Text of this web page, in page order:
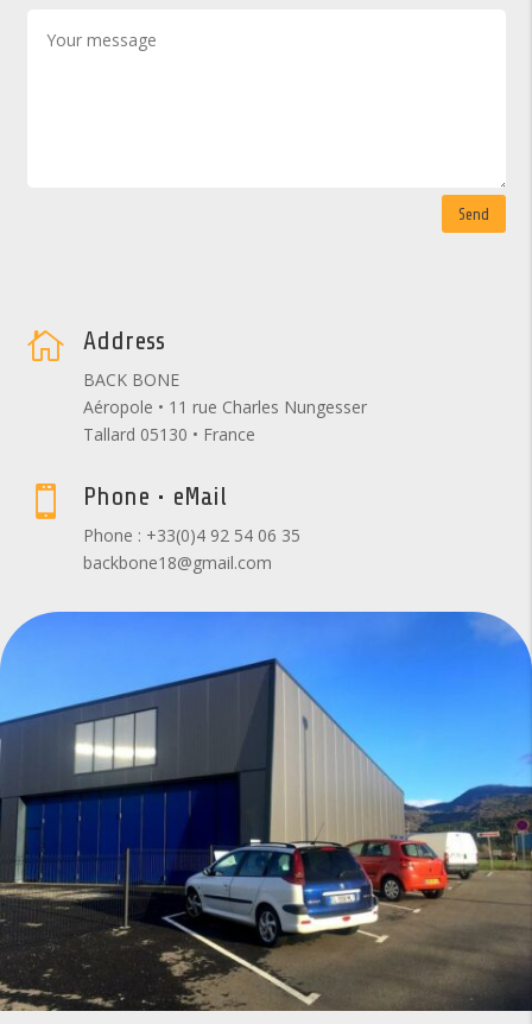
Send
 Address
BACK BONE
Aéropole • 11 rue Charles Nungesser
Tallard 05130 • France
 Phone • eMail
Phone : +33(0)4 92 54 06 35
backbone18@gmail.com